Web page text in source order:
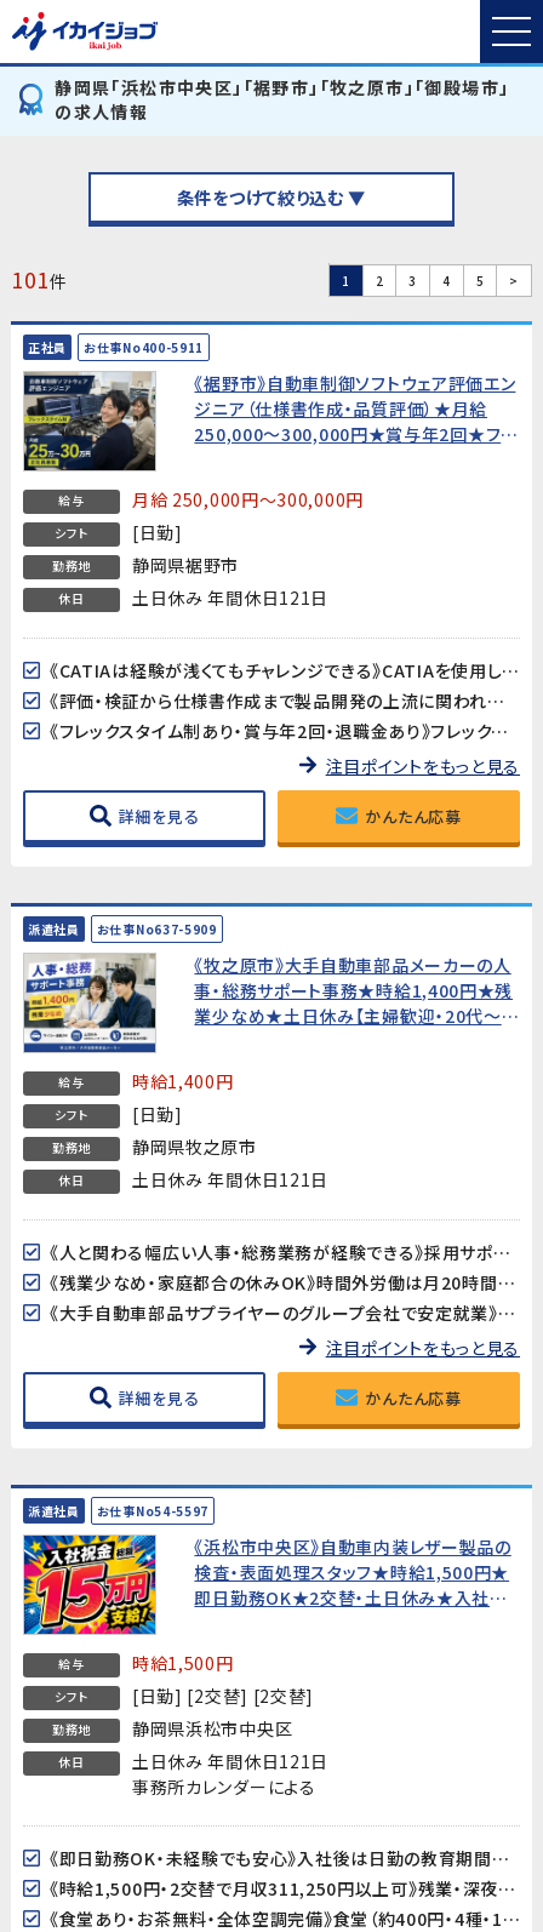
静岡県「浜松市中央区」「裾野市」「牧之原市」「御殿場市」
の求人情報
条件をつけて絞り込む ▼
101件 1 2 3 4 5 >
正社員 お仕事No400-5911
《裾野市》自動車制御ソフトウェア評価エン
ジニア（仕様書作成・品質評価）★月給
250,000〜300,000円★賞与年2回★フレ
給与 月給 250,000円～300,000円
シフト [日勤]
勤務地 静岡県裾野市
休日 土日休み 年間休日121日
《CATIAは経験が浅くてもチャレンジできる》CATIAを使用した3Dモデルの確認や仕様書への画像貼り付けなど、高度な設計作業ではありません。基本操作は入社後に丁寧に教えてもらえるので、経験が浅い方でも安心です。
《評価・検証から仕様書作成まで製品開発の上流に関われる》ワイパー・パワーウィンドウ・サンルーフなど身近な自動車部品の評価・検証がメイン業務。品質保証や開発エンジニア、PLへのキャリアアップも目指せるポジションです。
《フレックスタイム制あり・賞与年2回・退職金あり》フレックスタイム制で柔軟な働き方が可能。賞与年2回・昇給・退職金と待遇も充実。正社員として安定したキャリアを築けます。
注目ポイントをもっと見る
詳細を見る かんたん応募
派遣社員 お仕事No637-5909
《牧之原市》大手自動車部品メーカーの人
事・総務サポート事務★時給1,400円★残
業少なめ★土日休み【主婦歓迎・20代〜
給与 時給1,400円
シフト [日勤]
勤務地 静岡県牧之原市
休日 土日休み 年間休日121日
《人と関わる幅広い人事・総務業務が経験できる》採用サポート・人事書類管理・経費処理・会議運営など、人事・総務の仕事を幅広く経験できるポジションです。社会人としてのスキルを活かしながら、さらに成長できる環境です。
《残業少なめ・家庭都合の休みOK》時間外労働は月20時間程度と少なめ。主婦（夫）の方も歓迎で、家庭との両立がしやすい環境です。
《大手自動車部品サプライヤーのグループ会社で安定就業》国内外で活躍する大手自動車部品メーカーのグループ会社でのお仕事です。安定した環境で長期的に働けます。
注目ポイントをもっと見る
詳細を見る かんたん応募
派遣社員 お仕事No54-5597
《浜松市中央区》自動車内装レザー製品の
検査・表面処理スタッフ★時給1,500円★
即日勤務OK★2交替・土日休み★入社祝
給与 時給1,500円
シフト [日勤] [2交替] [2交替]
勤務地 静岡県浜松市中央区
休日
土日休み 年間休日121日
事務所カレンダーによる
《即日勤務OK・未経験でも安心》入社後は日勤の教育期間からスタートするので、2交替勤務が初めての方でも安心してスタートできます。工場未経験の方も大歓迎です。
《時給1,500円・2交替で月収311,250円以上可》残業・深夜手当が加算され、月収311,250円以上を目指せます（所定21.25日・残業25h・深夜25hの場合）。
《食堂あり・お茶無料・全体空調完備》食堂（約400円・4種・11:30〜13:30）が利用できます。お茶も無料。空調完備の環境ですが、作業場によっては暑さを感じる場合があります。